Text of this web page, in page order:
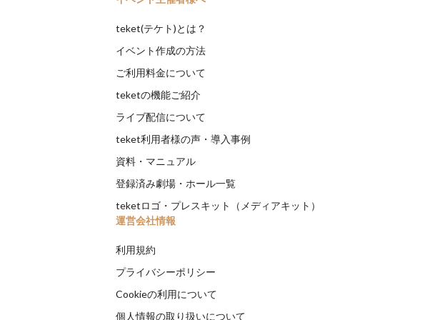
teket(テケト)とは？
イベント作成の方法
ご利用料金について
teketの機能ご紹介
ライブ配信について
teket利用者様の声・導入事例
資料・マニュアル
登録済み劇場・ホール一覧
teketロゴ・プレスキット（メディアキット）
運営会社情報
利用規約
プライバシーポリシー
Cookieの利用について
個人情報の取り扱いについて